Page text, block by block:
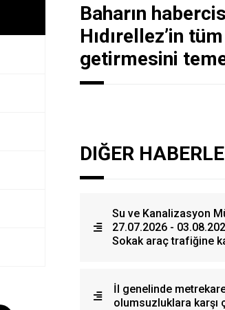
Baharın
Hıdırellez’in
getirmesini
DIĞER
Su ve Kanalizasyon
27.07.2026 -
Sokak araç trafiğine
İl genelinde
olumsuzluklara karşı